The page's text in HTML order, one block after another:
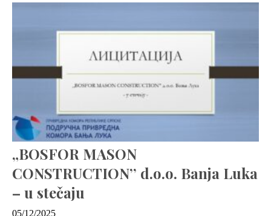
„BOSFOR MASON
CONSTRUCTION’’ d.o.o. Banja Luka
– u stečaju
05/12/2025